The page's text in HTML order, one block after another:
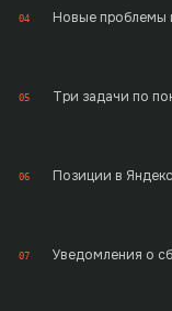
04 Новые проблемы
05 Три задачи по
06 Позиции в
07 Уведомления о